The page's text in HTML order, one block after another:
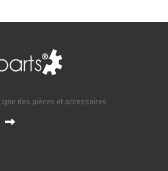
des pièces et accessoires